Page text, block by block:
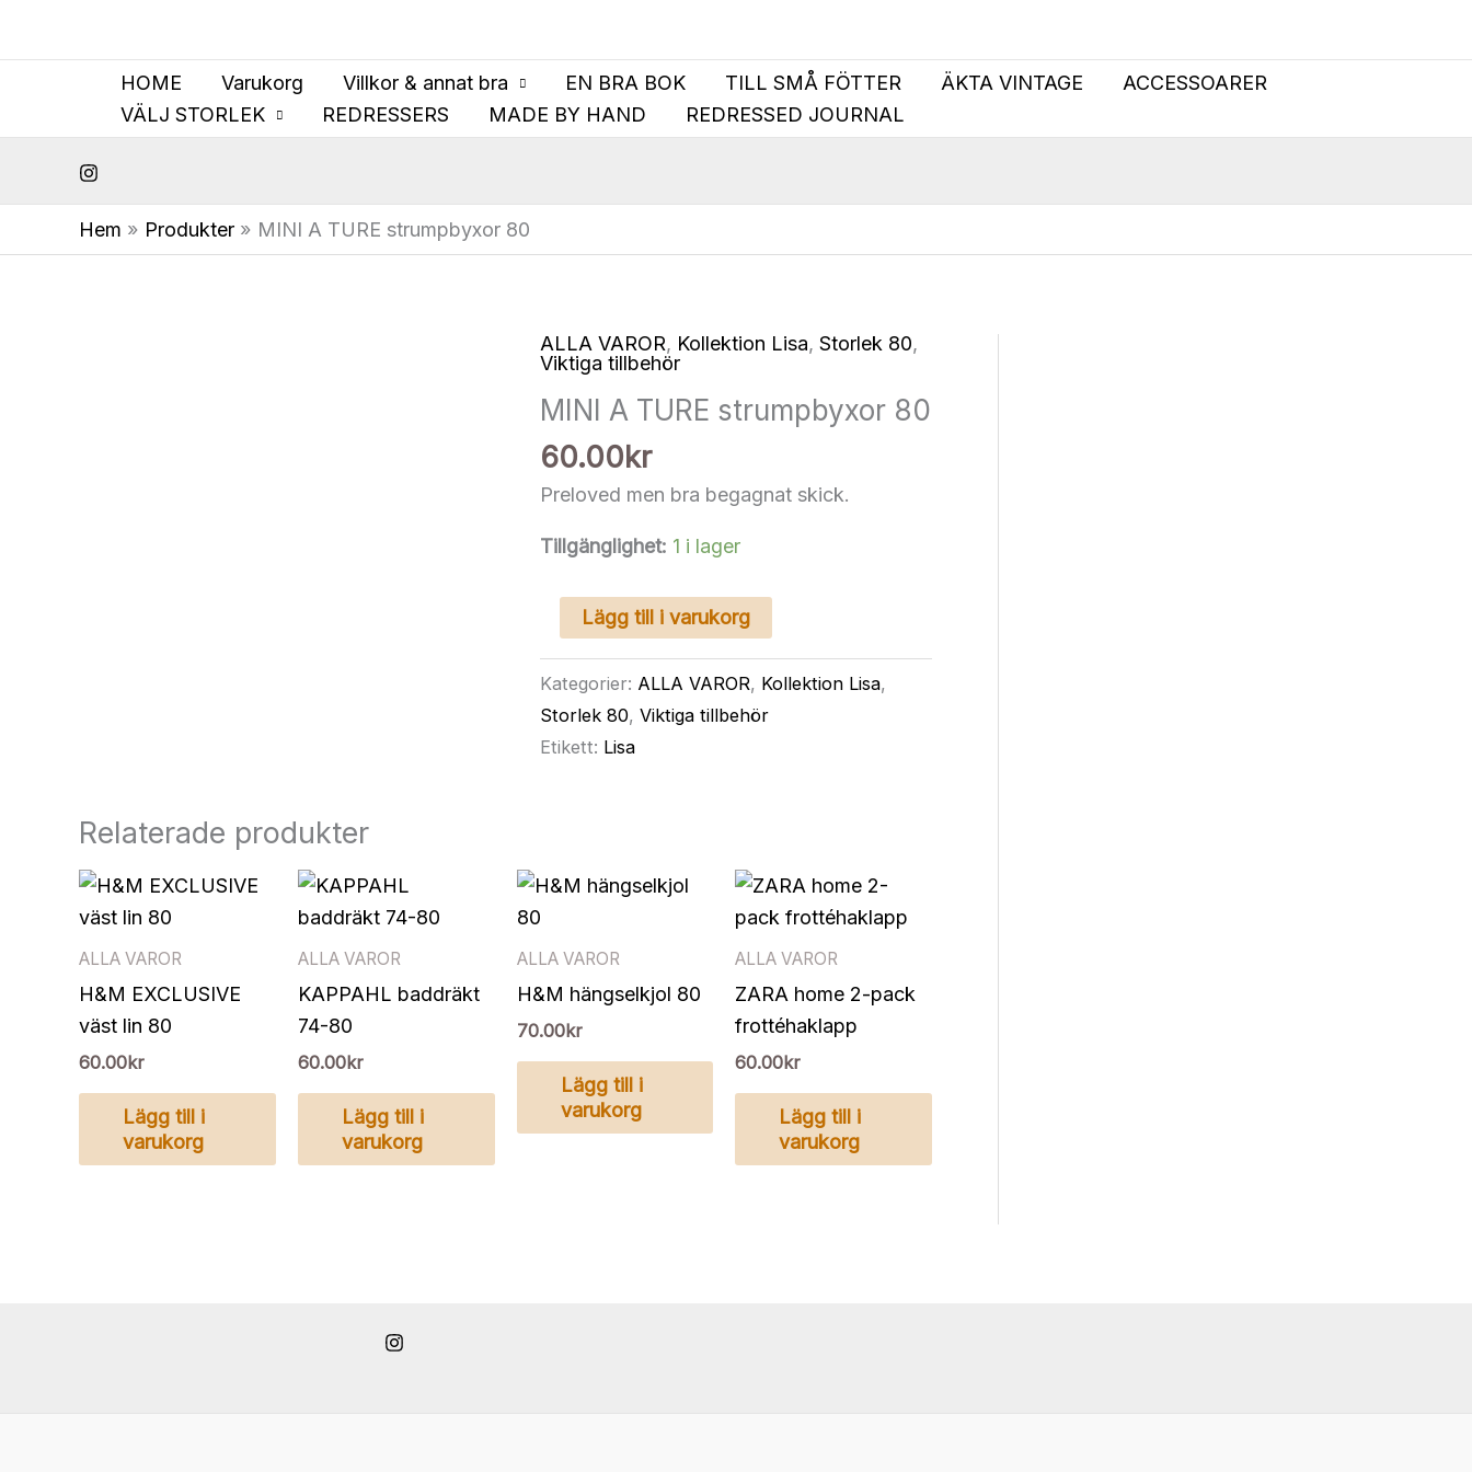
HOME Varukorg Villkor & annat bra EN BRA BOK TILL SMÅ FÖTTER ÄKTA VINTAGE
ACCESSOARER
VÄLJ STORLEK
REDRESSERS MADE BY HAND REDRESSED JOURNAL
Hem Produkter MINI A TURE strumpbyxor 80
ALLA VAROR, Kollektion Lisa, Storlek 80,
Viktiga tillbehör
MINI A TURE strumpbyxor 80
60.00kr
Preloved men bra begagnat skick.
Tillgänglighet: 1 i lager
TURE
strumpbyxor
80
Lägg till i varukorg
Kategorier: ALLA VAROR, Kollektion Lisa,
Storlek 80, Viktiga tillbehör
Etikett: Lisa
Relaterade produkter
ALLA VAROR
H&M EXCLUSIVE
väst lin 80
60.00kr
Lägg till i
varukorg
ALLA VAROR
KAPPAHL baddräkt
74-80
60.00kr
Lägg till i
varukorg
ALLA VAROR
H&M hängselkjol 80
70.00kr
Lägg till i
varukorg
ALLA VAROR
ZARA home 2-pack
frottéhaklapp
60.00kr
Lägg till i
varukorg
strumpbyxor
mängd